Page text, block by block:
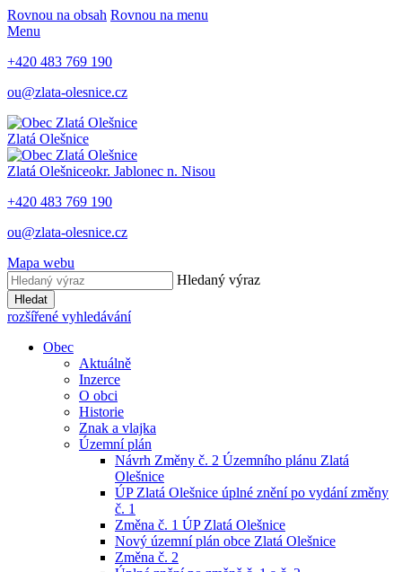
Rovnou na obsah Rovnou na menu
Menu
+420 483 769 190
ou@zlata-olesnice.cz
Zlatá Olešnice
Zlatá Olešniceokr. Jablonec n. Nisou
+420 483 769 190
ou@zlata-olesnice.cz
Mapa webu
Hledaný výraz
Hledat
rozšířené vyhledávání
Obec
Aktuálně
Inzerce
O obci
Historie
Znak a vlajka
Územní plán
Návrh Změny č. 2 Územního plánu Zlatá
Olešnice
ÚP Zlatá Olešnice úplné znění po vydání změny
č. 1
Změna č. 1 ÚP Zlatá Olešnice
Nový územní plán obce Zlatá Olešnice
Změna č. 2